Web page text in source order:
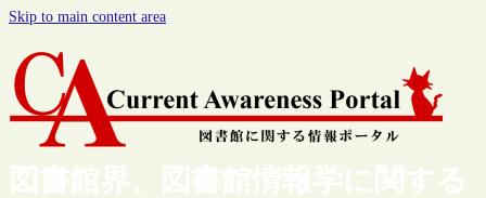
Skip to main content area
図書館界、図書館情報学に関する